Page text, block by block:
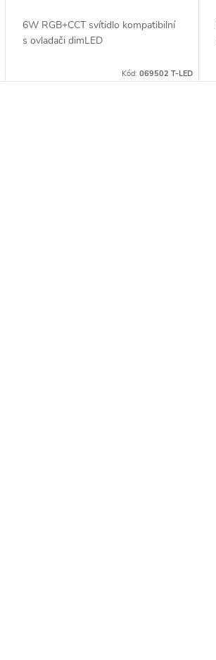
6W RGB+CCT svítidlo kompatibilní
s ovladači dimLED
Kód: 069502 T-LED